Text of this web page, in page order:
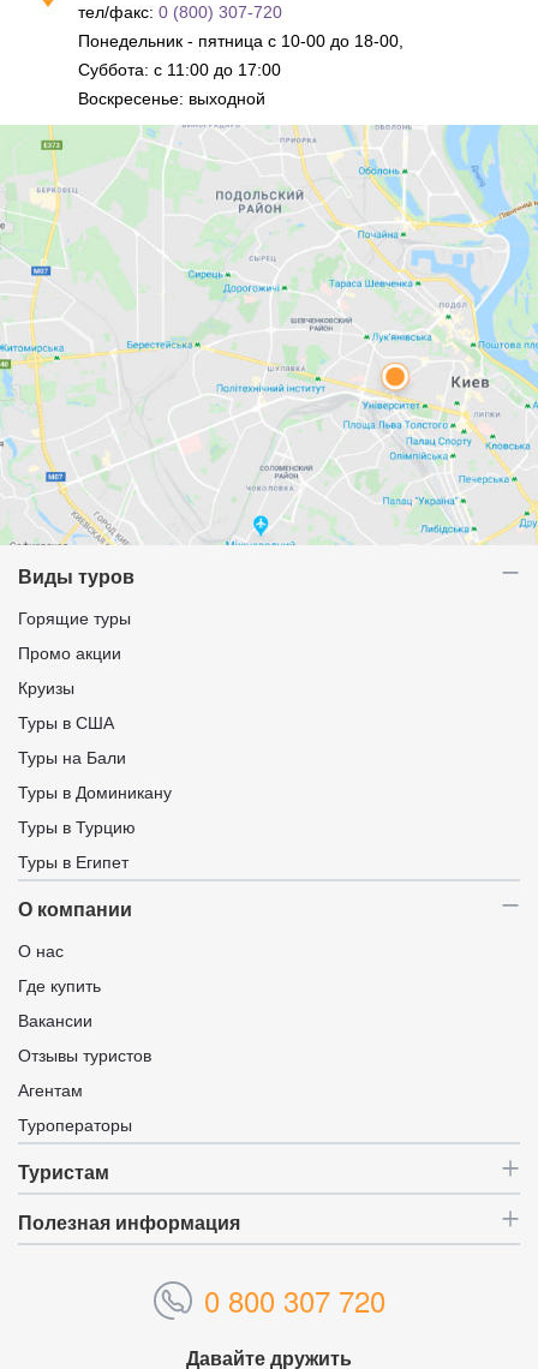
тел/факс: 0 (800) 307-720
Понедельник - пятница с 10-00 до 18-00,
Суббота: с 11:00 до 17:00
Воскресенье: выходной
Виды туров
Горящие туры
Промо акции
Круизы
Туры в США
Туры на Бали
Туры в Доминикану
Туры в Турцию
Туры в Египет
О компании
О нас
Где купить
Вакансии
Отзывы туристов
Агентам
Туроператоры
Туристам
Полезная информация
0 800 307 720
Давайте дружить